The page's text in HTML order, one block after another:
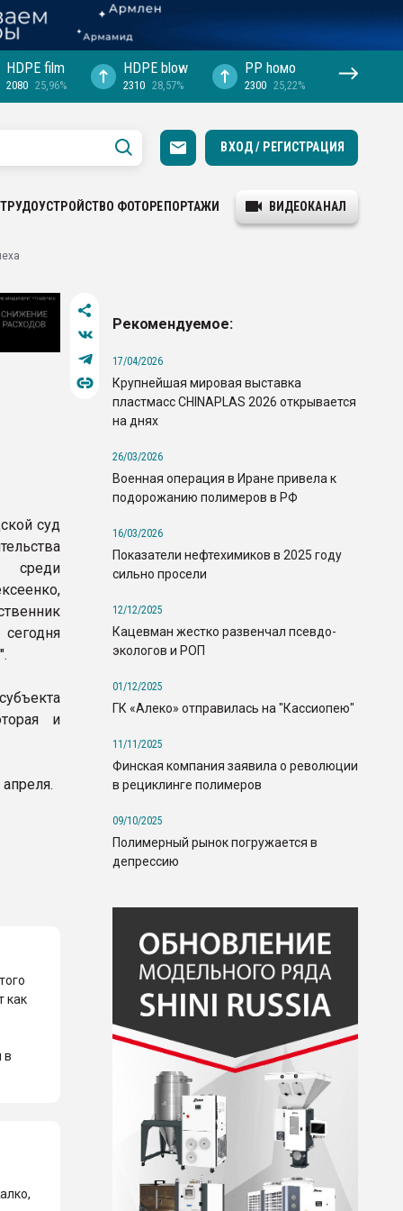
HDPE film
2080 25,96%
HDPE blow
2310 28,57%
PP hомо
2300 25,22%
ВХОД / РЕГИСТРАЦИЯ
ТРУДОУСТРОЙСТВО ФОТОРЕПОРТАЖИ ВИДЕОКАНАЛ
суд
среди
и
как
в
Рекомендуемое:
17/04/2026
Крупнейшая мировая выставка
пластмасс CHINAPLAS 2026 открывается
на днях
26/03/2026
Военная операция в Иране привела к
подорожанию полимеров в РФ
16/03/2026
Показатели нефтехимиков в 2025 году
сильно просели
12/12/2025
Кацевман жестко развенчал псевдо-
экологов и РОП
01/12/2025
ГК «Алеко» отправилась на "Кассиопею"
11/11/2025
Финская компания заявила о революции
в рециклинге полимеров
09/10/2025
Полимерный рынок погружается в
депрессию